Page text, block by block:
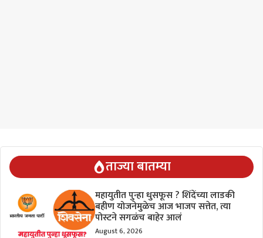
ताज्या बातम्या
महायुतीत पुन्हा धुसफूस ? शिंदेंच्या लाडकी
बहीण योजनेमुळेच आज भाजप सत्तेत, त्या
पोस्टने सगळंच बाहेर आलं
August 6, 2026